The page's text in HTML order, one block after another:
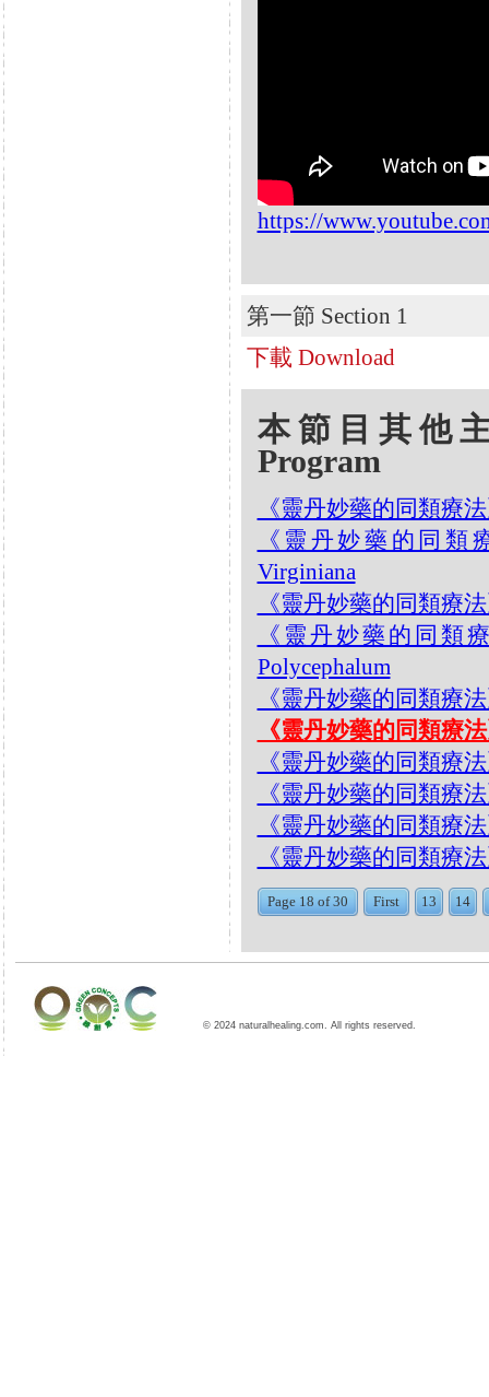
https://
第一節 Section 1
下載 Download
本節目其他
Program
《靈丹妙藥的同類療
《靈丹妙藥的同類
Virginiana
《靈丹妙藥的同類療
《靈丹妙藥的同類
Polycephalum
《靈丹妙藥的同類療
《靈丹妙藥的同類療
《靈丹妙藥的同類療
《靈丹妙藥的同類療
《靈丹妙藥的同類療
《靈丹妙藥的同類療
Page 18 of 30 First 13 14
© 2024 naturalhealing.com. All rights reserved.